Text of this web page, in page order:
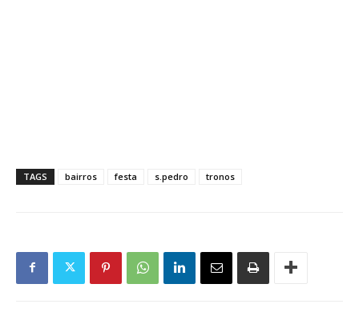
TAGS bairros festa s.pedro tronos